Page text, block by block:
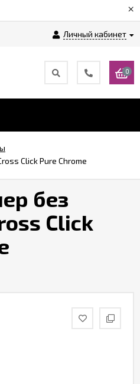
×
Личный кабинет
0
Click Pure Chrome
без
Click